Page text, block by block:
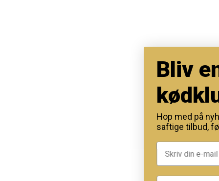
Bliv en del
Hop med på nyhedsbrevet,
saftige tilbud, før de ryger!